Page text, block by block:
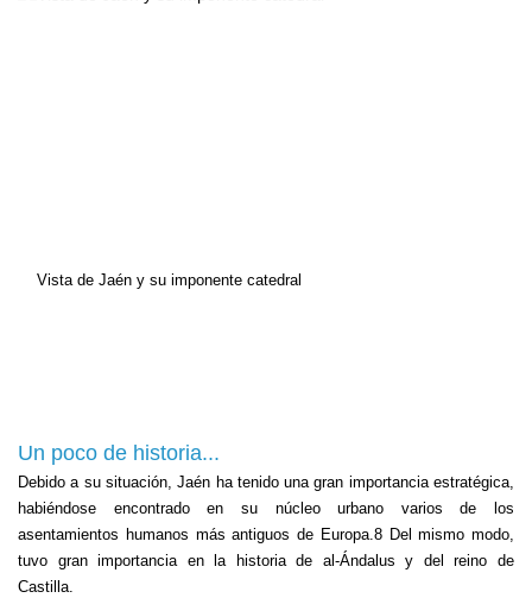
Vista de Jaén y su imponente catedral
Un poco de historia...
Debido a su situación, Jaén ha tenido una gran importancia estratégica,
habiéndose encontrado en su núcleo urbano varios de los
asentamientos humanos más antiguos de Europa.8Del mismo modo,
tuvo gran importancia en la historia de al-Ándalus y del reino de
Castilla.